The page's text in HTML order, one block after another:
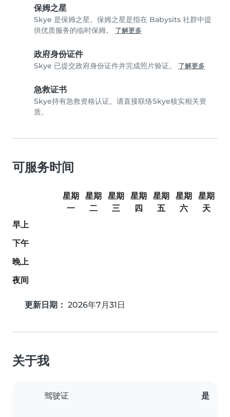
保姆之星
Skye 是保姆之星。保姆之星是指在 Babysits 社群中提
供优质服务的临时保姆。
了解更多
政府身份证件
Skye 已提交政府身份证件并完成照片验证。 了解更多
急救证书
Skye持有急救资格认证。请直接联络Skye核实相关资
质。
可服务时间
星期
一
星期
二
星期
三
星期
四
星期
五
星期
六
星期
天
早上
下午
晚上
夜间
更新日期： 2026年7月31日
关于我
驾驶证 是